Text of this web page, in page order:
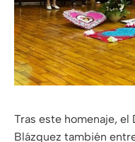
Tras este homenaje, el
Blázquez también